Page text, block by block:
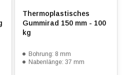
Thermoplastisches
Gummirad 150 mm - 100
kg
Bohrung: 8 mm
Nabenlänge: 37 mm